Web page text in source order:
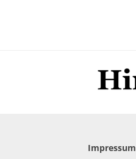
Impressum